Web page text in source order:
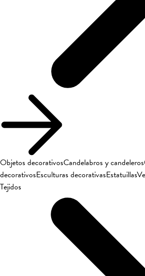
Objetos decorativosCandelabros y candeleros
decorativosEsculturas decorativasEstatuillas
Tejidos